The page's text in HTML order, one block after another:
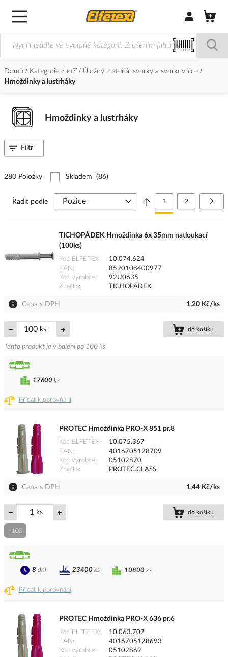
Přihlásit/
Domů Kategorie zboží
Úložný materiál svorky a svorkovnice
Hmoždinky a lustrháky
Hmoždinky a lustrháky
280 Položky Skladem (86)
Stránka
Právě si prohlížíte
1 Stránka
2
Řadit podle
TICHOPÁDEK Hmoždinka 6x 35mm natloukací
(100ks)
Kód ELFETEX
10.074.624
EAN
8590108400977
Kód výrobce
92U0635
Značka
TICHOPÁDEK
Cena s DPH 1,20 Kč/ks
ks do košíku
Tento produkt je v balení po 100 ks
Přidat k porovnání
17600 ks
PROTEC Hmoždinka PRO-X 851 pr.8
Kód ELFETEX
10.075.367
EAN
4016705128709
Kód výrobce
05102870
Značka
PROTEC.CLASS
Cena s DPH 1,44 Kč/ks
ks do košíku
+100
Přidat k porovnání
10800 ks
8 dní 23400 ks
PROTEC Hmoždinka PRO-X 636 pr.6
Kód ELFETEX
10.063.707
EAN
4016705128693
Kód výrobce
05102869
Filtr